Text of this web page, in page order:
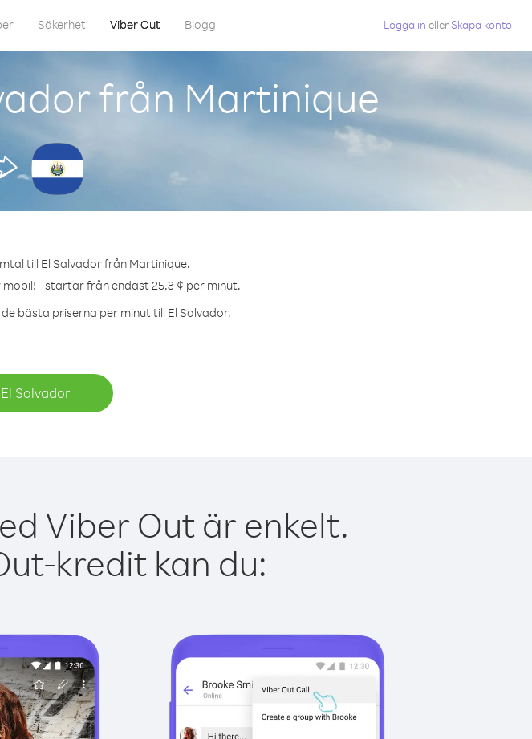
Säkerhet Viber Out Blogg Logga in eller Skapa konto
från Martinique
till El Salvador från Martinique.
mobil! - startar från endast 25.3 ¢ per minut.
bästa priserna per minut till El Salvador.
Salvador
Viber Out är enkelt.
kredit kan du: